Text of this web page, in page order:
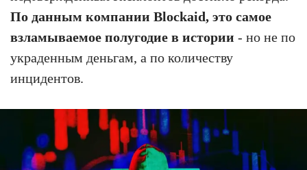
По данным компании Blockaid, это самое
взламываемое полугодие в истории - но не по
украденным деньгам, а по количеству
инцидентов.